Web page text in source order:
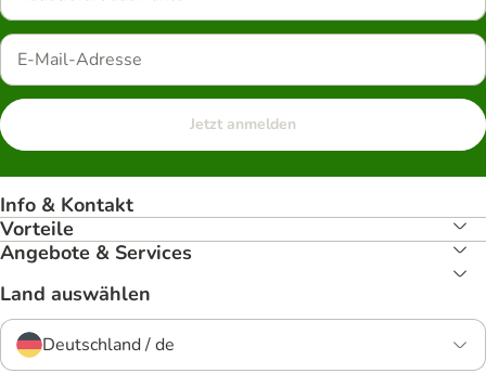
Jetzt anmelden
Info & Kontakt
Vorteile
Angebote & Services
Land auswählen
Deutschland / de